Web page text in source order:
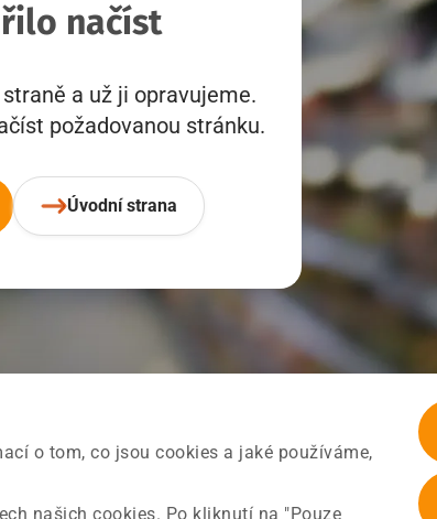
o tom, co jsou cookies a jaké používáme,
našich cookies. Po kliknutí na "Pouze
načíst
a už ji opravujeme.
požadovanou stránku.
Úvodní strana